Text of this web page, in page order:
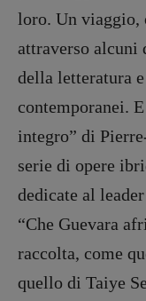
loro. Un viaggio,
attraverso alcuni
della letteratura
contemporanei.
integro” di
serie di opere
dedicate al
“Che Guevara
raccolta, come
quello di Taiye